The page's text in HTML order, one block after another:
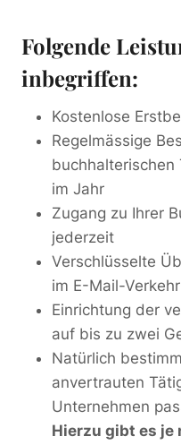
Folgende
inbegriffen:
Kostenlose
Regelmässige
buchhalterischen
im Jahr
Zugang zu Ihrer
jederzeit
Verschlüsselte
im E-Mail-Verkehr
Einrichtung der
auf bis zu zwei
Natürlich
anvertrauten
Unternehmen
Hierzu gibt es je